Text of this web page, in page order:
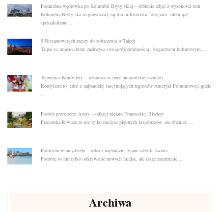
Podniebna wędrówka po Kolumbii Brytyjskiej – robienie zdjęć z wysokości lotu
Kolumbia Brytyjska to prawdziwy raj dla miłośników fotografii, oferujący
spektakularne …
5 Niesamowitych rzeczy do zobaczenia w Taipei
Taipei to miasto, które zachwyca swoją różnorodnością i bogactwem kulturowym. …
Tajemnica Kordyliery – wyprawa w serce amazońskiej dżungli
Kordyliera to jeden z najbardziej fascynujących regionów Ameryki Południowej, gdzie
Podróż przez serce Azury – odkryj piękno Francuskiej Riwiery
Francuska Riwiera to nie tylko miejsce pięknych krajobrazów, ale również …
Podróżnicze arcydzieła – zobacz najbardziej znane zabytki świata
Podróże to nie tylko odkrywanie nowych miejsc, ale także zanurzenie …
Archiwa